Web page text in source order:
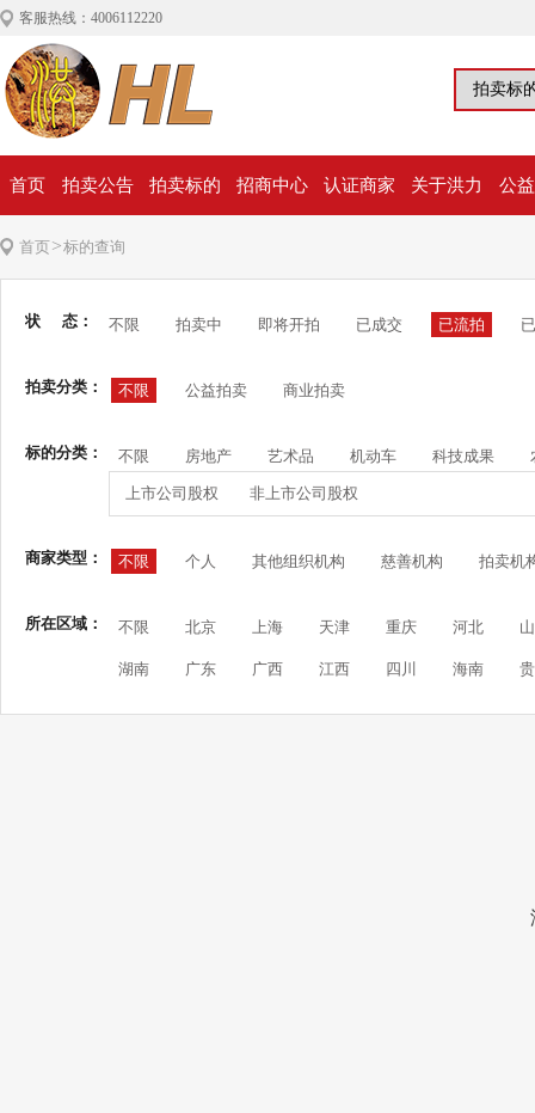
客服热线：4006112220
首页 拍卖公告 拍卖标的 招商中心 认证商家 关于洪力 公
首页>标的查询
状 态： 不限 拍卖中 即将开拍 已成交 已流拍
拍卖分类： 不限 公益拍卖 商业拍卖
标的分类： 不限 房地产 艺术品 机动车 科技成果
上市公司股权 非上市公司股权
商家类型： 不限 个人 其他组织机构 慈善机构 拍卖机
所在区域： 不限 北京 上海 天津 重庆 河北
湖南 广东 广西 江西 四川 海南